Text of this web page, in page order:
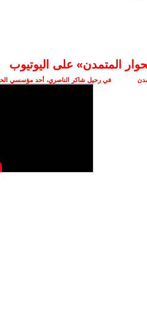
المتمدن» على اليوتيوب
في رحيل شاكر الناصري، أحد مؤسسي